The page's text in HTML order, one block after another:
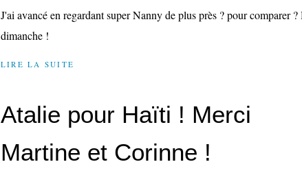
J'ai avancé en regardant super Nanny de plus près ? pour comparer ?
dimanche !
LIRE LA SUITE
Atalie pour Haïti ! Merci
Martine et Corinne !